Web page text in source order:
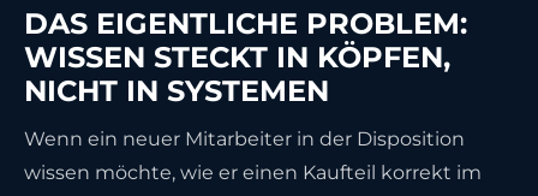
DAS EIGENTLICHE PROBLEM:
WISSEN STECKT IN KÖPFEN,
NICHT IN SYSTEMEN
Wenn ein neuer Mitarbeiter in der Disposition
wissen möchte, wie er einen Kaufteil korrekt im